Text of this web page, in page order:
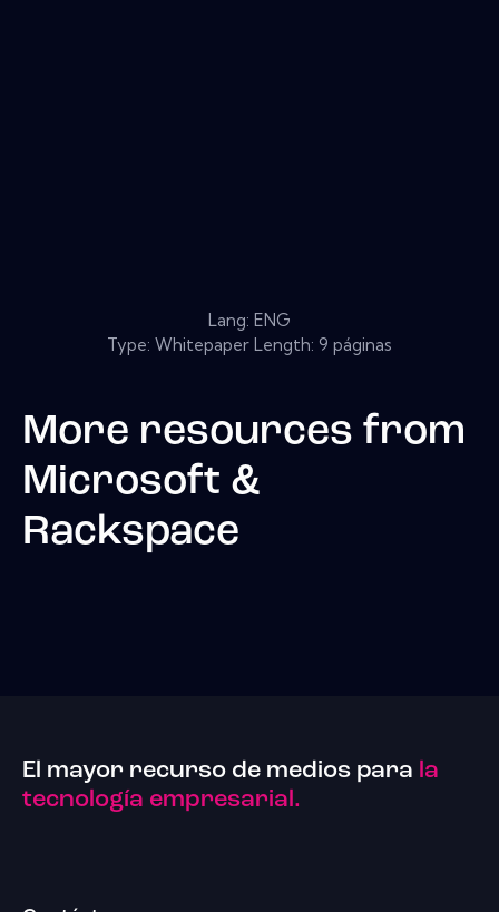
Lang: ENG
Type: Whitepaper Length: 9 páginas
More resources from
Microsoft &
Rackspace
El mayor recurso de medios para la
tecnología empresarial.